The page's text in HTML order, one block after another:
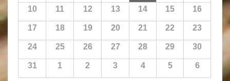
10 11 12 13 14 15 16
17 18 19 20 21 22 23
24 25 26 27 28 29 30
31 1 2 3 4 5 6